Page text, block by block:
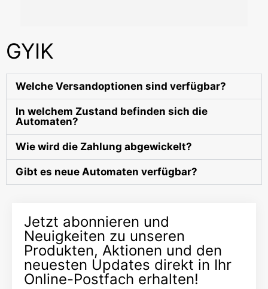
GYIK
Welche Versandoptionen sind verfügbar?
In welchem Zustand befinden sich die
Automaten?
Wie wird die Zahlung abgewickelt?
Gibt es neue Automaten verfügbar?
Jetzt abonnieren und
Neuigkeiten zu unseren
Produkten, Aktionen und den
neuesten Updates direkt in Ihr
Online-Postfach erhalten!